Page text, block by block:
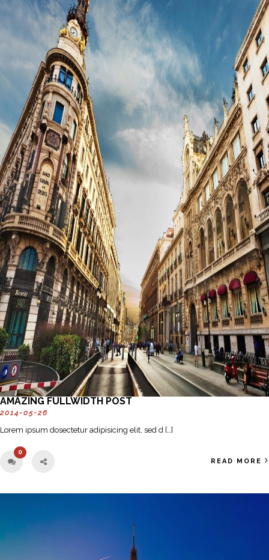
AMAZING FULLWIDTH POST
2014-05-26
Lorem ipsum dosectetur adipisicing elit, sed d […]
0
READ MORE